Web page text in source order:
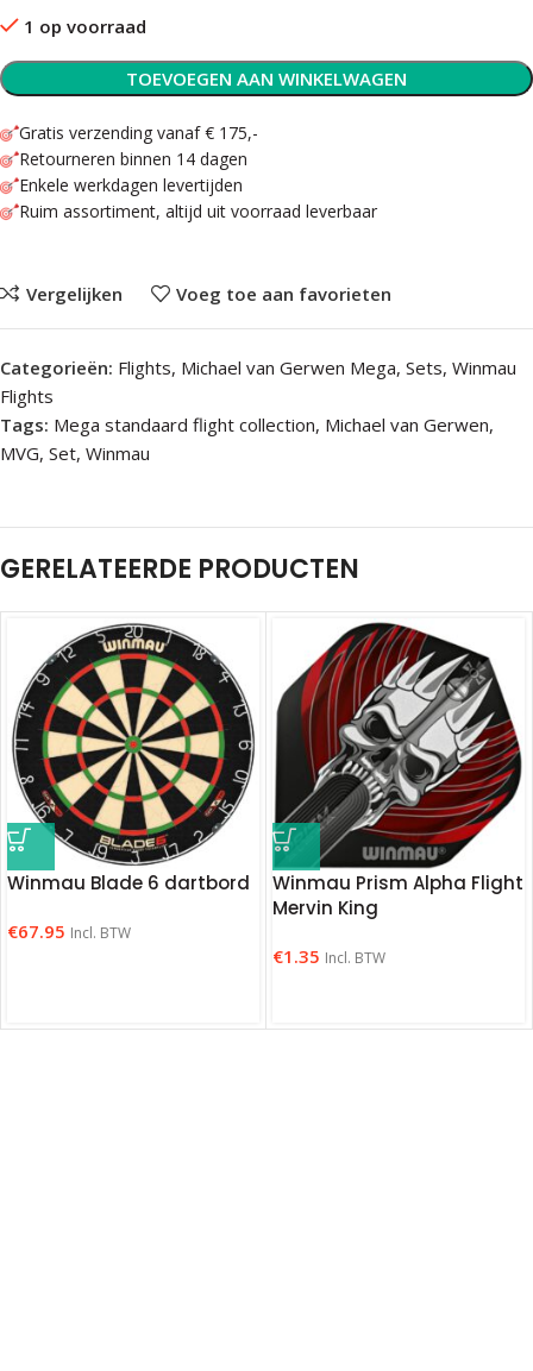
1 op voorraad
TOEVOEGEN AAN WINKELWAGEN
Gratis verzending vanaf € 175,-
Retourneren binnen 14 dagen
Enkele werkdagen levertijden
Ruim assortiment, altijd uit voorraad leverbaar
Vergelijken Voeg toe aan favorieten
Categorieën: Flights, Michael van Gerwen Mega, Sets, Winmau
Flights
Tags: Mega standaard flight collection, Michael van Gerwen,
MVG, Set, Winmau
GERELATEERDE PRODUCTEN
Winmau Blade 6 dartbord
€67.95 Incl. BTW
Winmau Prism Alpha Flight
Mervin King
€1.35 Incl. BTW